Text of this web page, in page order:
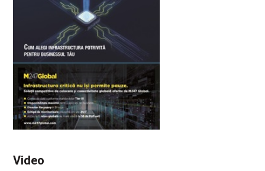
Video